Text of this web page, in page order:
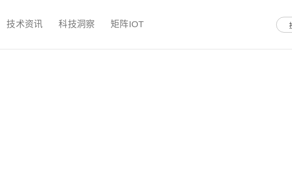
量子,计算,AI,人工智能,机器人,区块链
技术资讯 科技洞察 矩阵IOT